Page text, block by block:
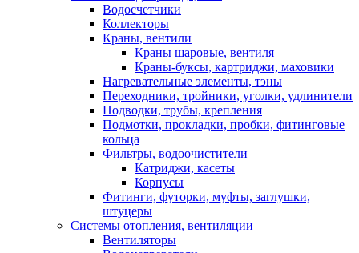
Водосчетчики
Коллекторы
Краны, вентили
Краны шаровые, вентиля
Краны-буксы, картриджи, маховики
Нагревательные элементы, тэны
Переходники, тройники, уголки, удлинители
Подводки, трубы, крепления
Подмотки, прокладки, пробки, фитинговые
кольца
Фильтры, водоочистители
Катриджи, касеты
Корпусы
Фитинги, футорки, муфты, заглушки,
штуцеры
Системы отопления, вентиляции
Вентиляторы